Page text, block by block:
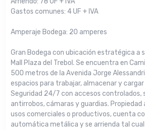
Gastos comunes: 4 UF + IVA
Amperaje Bodega: 20 amperes
Gran Bodega con ubicación estratégica a
Mall Plaza del Trebol. Se encuentra en
500 metros de la Avenida Jorge
espacios para trabajar, almacenar y
Seguridad 24/7 con accesos controlados,
antirrobos, cámaras y guardias. Propiedad
usos comerciales o productivos, cuenta
automática metálica y se arrienda tal cual